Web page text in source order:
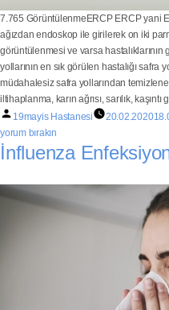
7.765 GörüntülenmeERCP ERCP yani
ağızdan endoskop ile girilerek on iki
görüntülenmesi ve varsa
yollarının en sık görülen hastalığı safra
müdahalesiz safra yollarından
iltihaplanma, karın ağrısı, sarılık,
19mayis Hastanesi
20.02.2020
yorum bırakın
İnfluenza